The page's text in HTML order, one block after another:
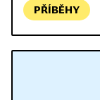
PŘÍBĚHY